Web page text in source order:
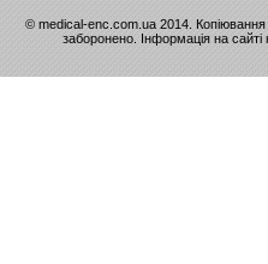
© medical-enc.com.ua 2014.
заборонено. Інформація на